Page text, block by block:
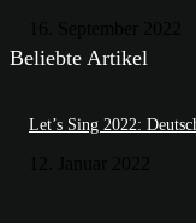
Beliebte Artikel
Let’s Sing 2022: